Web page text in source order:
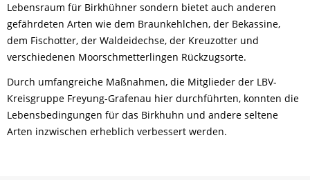
Lebensraum für Birkhühner sondern bietet auch anderen
gefährdeten Arten wie dem Braunkehlchen, der Bekassine,
dem Fischotter, der Waldeidechse, der Kreuzotter und
verschiedenen Moorschmetterlingen Rückzugsorte.
Durch umfangreiche Maßnahmen, die Mitglieder der LBV-
Kreisgruppe Freyung-Grafenau hier durchführten, konnten die
Lebensbedingungen für das Birkhuhn und andere seltene
Arten inzwischen erheblich verbessert werden.